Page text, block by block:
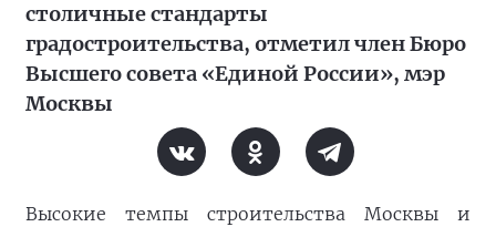
столичные стандарты
градостроительства, отметил член Бюро
Высшего совета «Единой России», мэр
Москвы
Высокие темпы строительства Москвы и